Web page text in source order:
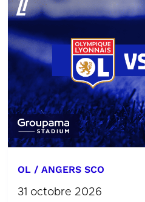
OL / ANGERS SCO
31 octobre 2026